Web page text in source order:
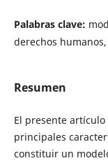
Palabras clave:
derechos
Resumen
El presente
principales
constituir un